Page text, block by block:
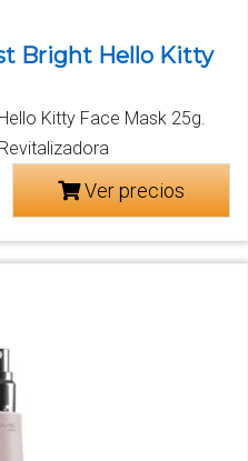
Bright Hello Kitty
Kitty Face Mask 25g.
Ver precios